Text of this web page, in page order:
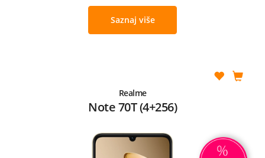
Saznaj više
Realme
Note 70T (4+256)